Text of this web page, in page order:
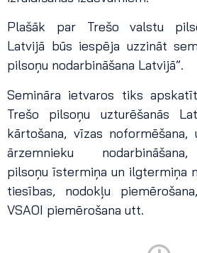
Plašāk par Trešo valstu
Latvijā būs iespēja uzzināt
pilsoņu nodarbināšana Latvijā”.
Semināra ietvaros tiks
Trešo pilsoņu uzturēšanās
kārtošana, vīzas noformēšana,
ārzemnieku
pilsoņu īstermiņa un ilgtermiņa
tiesības, nodokļu
VSAOI piemērošana utt.